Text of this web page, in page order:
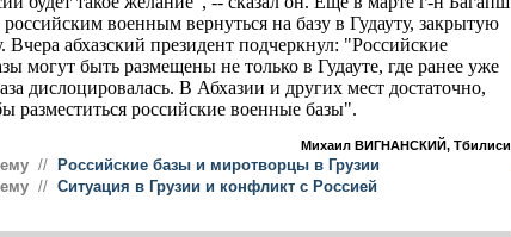
военным вернуться на базу в Гудауту, закрытую
Вчера абхазский президент подчеркнул: "Российские
могут быть размещены не только в Гудауте, где ранее уже
дислоцировалась. В Абхазии и других мест достаточно,
разместиться российские военные базы".
Михаил ВИГНАНСКИЙ, Тбилиси
//
Российские базы и миротворцы в Грузии
// Ситуация в Грузии и конфликт с Россией